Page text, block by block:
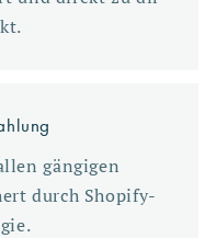
gängigen
durch Shopify-